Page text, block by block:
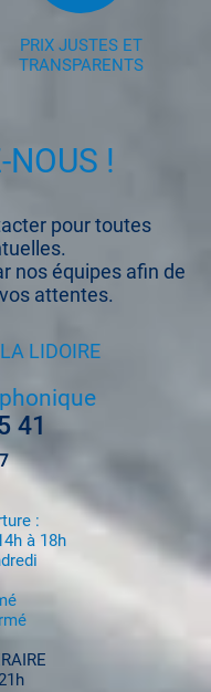
PRIX JUSTES ET
TRANSPARENTS
!
pour toutes
nos équipes afin de
attentes.
LIDOIRE
41
:
à 18h